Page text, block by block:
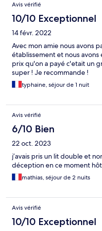
Avis vérifié
10/10 Exceptionnel
14 févr. 2022
Avec mon amie nous avons
établissement et nous
prix qu'on a payé c'etait un
super ! Je recommande !
typhaine, séjour de 1 nuit
Avis vérifié
6/10 Bien
22 oct. 2023
j’avais pris un lit double et
déception en ce moment
mathias, séjour de 2 nuits
Avis vérifié
10/10 Exceptionnel